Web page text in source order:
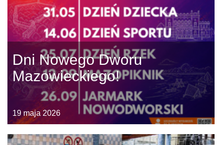
Dni Nowego Dworu
Mazowieckiego!
19 maja 2026